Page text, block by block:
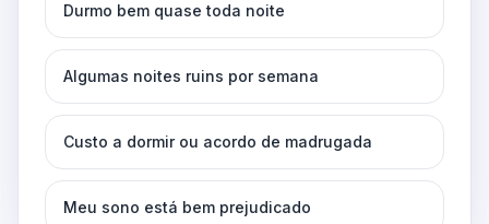
Durmo bem quase toda noite
Algumas noites ruins por semana
Custo a dormir ou acordo de madrugada
Meu sono está bem prejudicado